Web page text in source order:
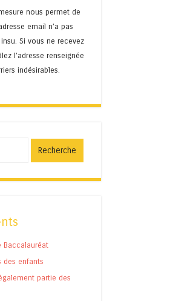
nous permet de
email n’a pas
Si vous ne recevez
l’adresse renseignée
indésirables.
Baccalauréat
des enfants
partie des